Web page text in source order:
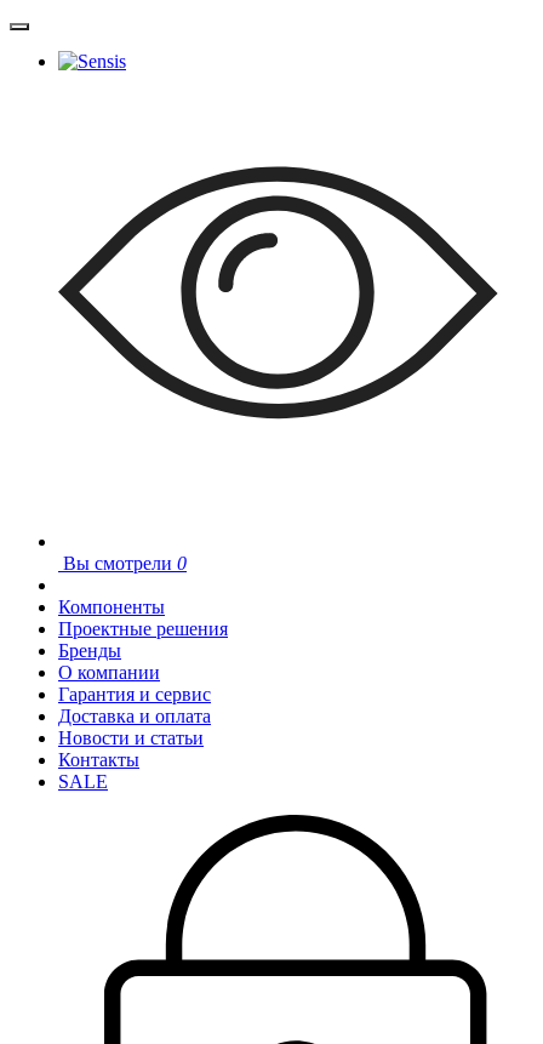
Вы смотрели 0
Компоненты
Проектные решения
Бренды
О компании
Гарантия и сервис
Доставка и оплата
Новости и статьи
Контакты
SALE